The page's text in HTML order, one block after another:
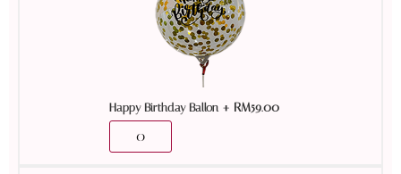
Happy Birthday Ballon+ RM59.00